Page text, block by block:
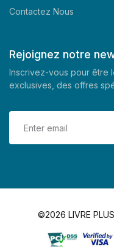
Contactez Nous
Rejoignez notre
Inscrivez-vous pour être
exclusives, des offres
©2026 LIVRE